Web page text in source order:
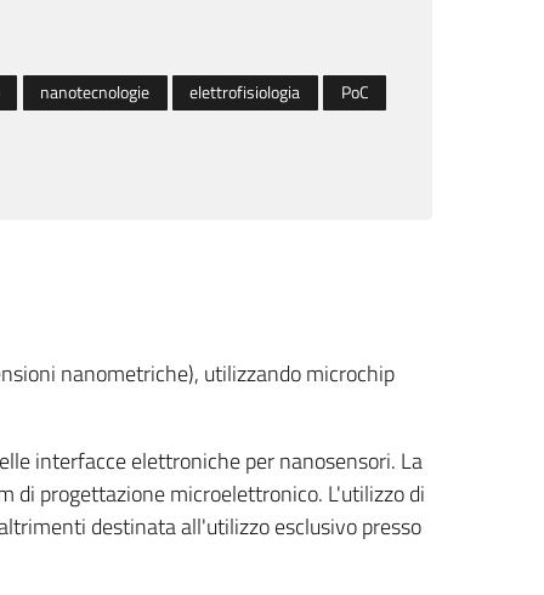
nanotecnologie elettrofisiologia
PoC
nanometriche), utilizzando microchip
interfacce elettroniche per nanosensori. La
di progettazione microelettronico. L'utilizzo di
destinata all'utilizzo esclusivo presso